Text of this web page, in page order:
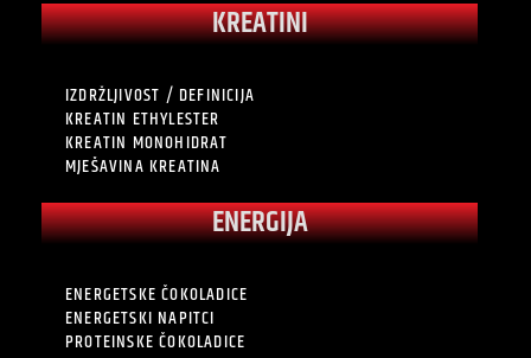
KREATINI
IZDRŽLJIVOST / DEFINICIJA
KREATIN ETHYLESTER
KREATIN MONOHIDRAT
MJEŠAVINA KREATINA
ENERGIJA
ENERGETSKE ČOKOLADICE
ENERGETSKI NAPITCI
PROTEINSKE ČOKOLADICE